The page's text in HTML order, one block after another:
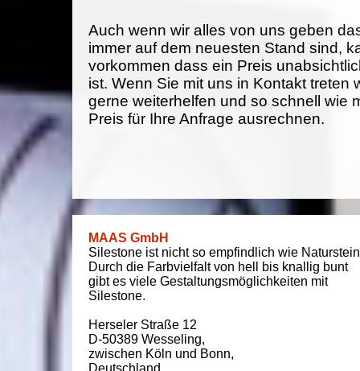
Auch wenn wir alles von uns geben
immer auf dem neuesten Stand sind,
vorkommen dass ein Preis
ist. Wenn Sie mit uns in Kontakt treten
gerne weiterhelfen und so schnell wie
Preis für Ihre Anfrage ausrechnen.
MAAS GmbH
Silestone ist nicht so empfindlich wie
Durch die Farbvielfalt von hell bis knallig bunt
gibt es viele Gestaltungsmöglichkeiten mit
Silestone.
Herseler Straße 12
D-50389 Wesseling,
zwischen Köln und Bonn,
Deutschland